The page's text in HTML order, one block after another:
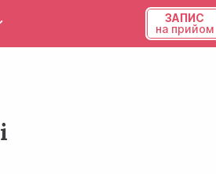
ЗАПИС
на прийом